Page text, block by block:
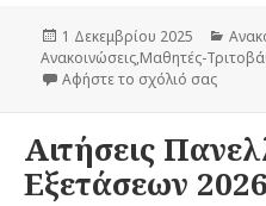
Δημοσιεύτηκε
την
1 Δεκεμβρίου 2025
Ανακοινώσεις,Μαθητές-
Αφήστε το σχόλιό σας
Αιτήσεις
Εξετάσεων 2026